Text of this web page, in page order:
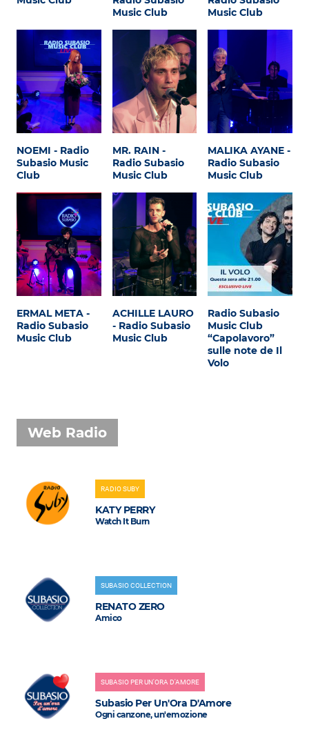
Music Club
Music Club
NOEMI - Radio
Subasio Music
Club
MR. RAIN -
Radio Subasio
Music Club
MALIKA AYANE -
Radio Subasio
Music Club
ERMAL META -
Radio Subasio
Music Club
ACHILLE LAURO
- Radio Subasio
Music Club
Radio Subasio
Music Club
“Capolavoro”
sulle note de Il
Volo
Web Radio
RADIO SUBY
KATY PERRY
Watch It Burn
SUBASIO COLLECTION
RENATO ZERO
Amico
SUBASIO PER UN'ORA D'AMORE
Subasio Per Un'Ora D'Amore
Ogni canzone, un'emozione